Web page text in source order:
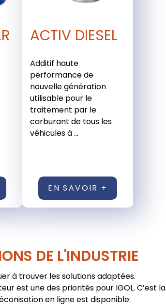
ACTIV DIESEL
Additif haute
performance de
nouvelle génération
utilisable pour le
traitement par le
carburant de tous les
véhicules à ...
EN SAVOIR +
DE L'INDUSTRIE
à trouver les solutions adaptées.
est une des priorités pour IGOL. C’est la
en ligne est disponible: